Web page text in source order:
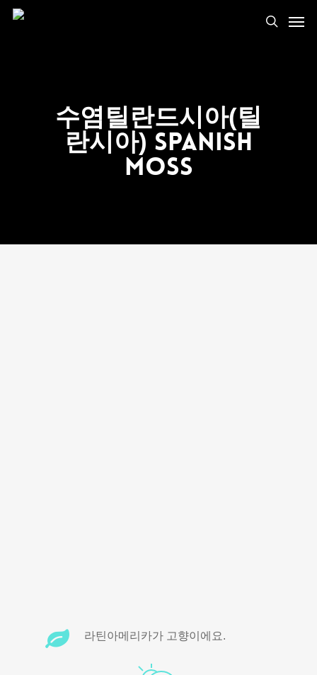
수염틸란드시아(틸
란시아) Spanish
Moss
라틴아메리카가 고향이에요.